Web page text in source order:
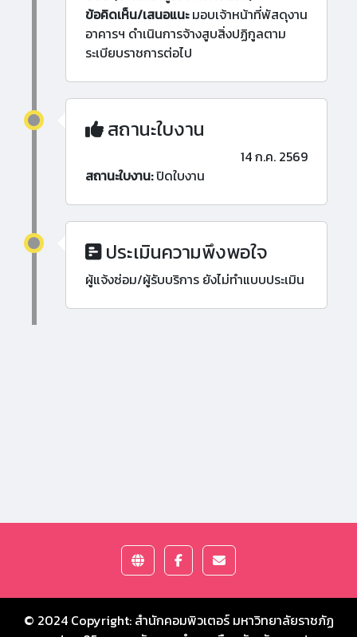
ข้อคิดเห็น/เสนอแนะมอบเจ้าหน้าที่พัสดุงาน
อาคารฯ ดำเนินการจ้างสูบสิ่งปฏิกูลตาม
ระเบียบราชการต่อไป
สถานะใบงาน
14 ก.ค. 2569
สถานะใบงาน:ปิดใบงาน
ประเมินความพึงพอใจ
ผู้แจ้งซ่อม/ผู้รับบริการ ยังไม่ทำแบบประเมิน
© 2024 Copyright: สำนักคอมพิวเตอร์ มหาวิทยาลัยราชภัฏ